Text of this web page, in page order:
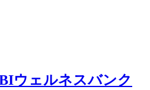
ウェルネスバンク